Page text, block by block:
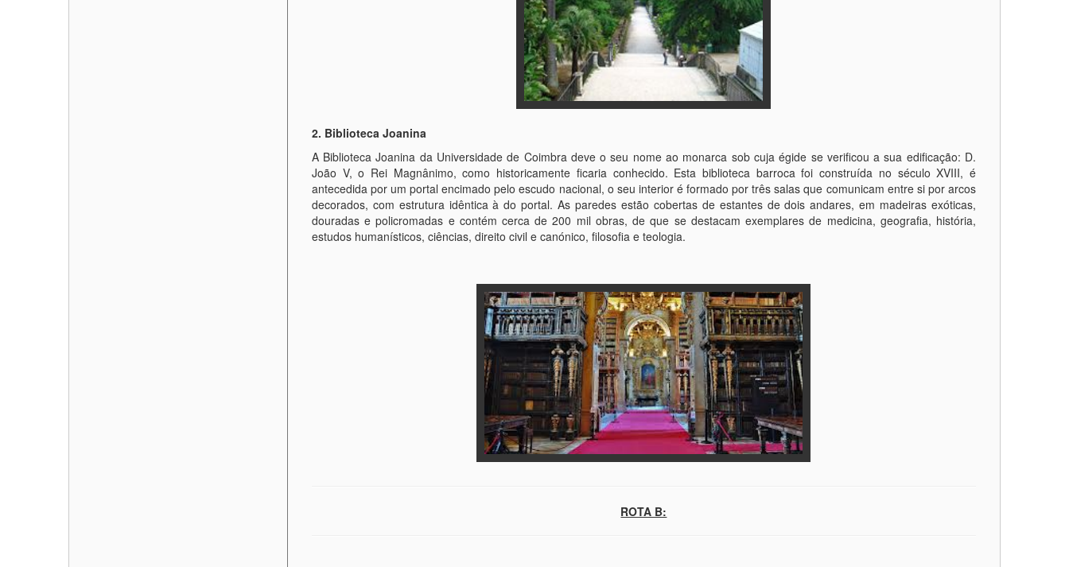
2. Biblioteca Joanina
A Biblioteca Joanina da Universidade de Coimbra deve o seu nome ao monarca sob cuja égide se verificou a sua edificação: D.
João V, o Rei Magnânimo, como historicamente ficaria conhecido. Esta biblioteca barroca foi construída no século XVIII, é
antecedida por um portal encimado pelo escudo nacional, o seu interior é formado por três salas que comunicam entre si por arcos
decorados, com estrutura idêntica à do portal. As paredes estão cobertas de estantes de dois andares, em madeiras exóticas,
douradas e policromadas e contém cerca de 200 mil obras, de que se destacam exemplares de medicina, geografia, história,
estudos humanísticos, ciências, direito civil e canónico, filosofia e teologia.
ROTA B: